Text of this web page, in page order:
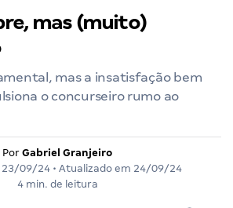
mas (muito)
mas a insatisfação bem
o concurseiro rumo ao
Por Gabriel Granjeiro
23/09/24 • Atualizado em 24/09/24
4 min. de leitura